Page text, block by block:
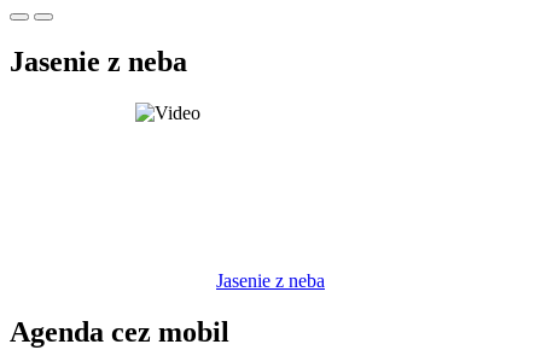
Jasenie z neba
Jasenie z neba
Agenda cez mobil